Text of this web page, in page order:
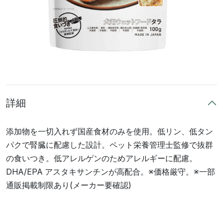
詳細
添加物を一切入れず国産食材のみを使用。低リン、低タン
パクで腎臓に配慮した設計。ペット栄養管理士監修で抜群
の食いつき。低アレルゲンのためアレルギーに配慮。
DHA/EPA アスタキサンチンが高配合。※価格厳守。※一部
通販掲載制限あり(メーカー要確認)